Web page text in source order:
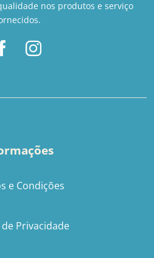
nos produtos e serviço
e Condições
Privacidade